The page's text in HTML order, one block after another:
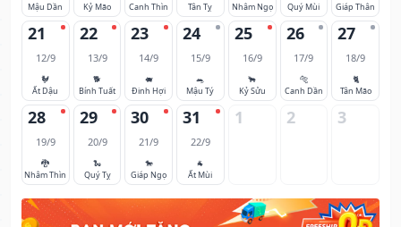
Mậu Dần
Kỷ Mão
Canh Thìn
Tân Tỵ
Nhâm Ngọ
Quý Mùi
Giáp Thân
21
12/9
🐓
Ất Dậu
22
13/9
🐕
Bính Tuất
23
14/9
🐖
Đinh Hợi
24
15/9
🐀
Mậu Tý
25
16/9
🐂
Kỷ Sửu
26
17/9
🐅
Canh Dần
27
18/9
🐈
Tân Mão
28
19/9
🐉
Nhâm Thìn
29
20/9
🐍
Quý Tỵ
30
21/9
🐎
Giáp Ngọ
31
22/9
🐐
Ất Mùi
1 2 3